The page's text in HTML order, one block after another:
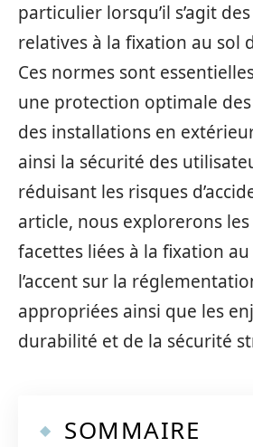
particulier lorsqu’il s’agit
relatives à la fixation au sol
Ces normes sont
une protection optimale
des installations en
ainsi la sécurité des
réduisant les risques
article, nous explorerons
facettes liées à la fixation
l’accent sur la
appropriées ainsi que les
durabilité et de la sécurité
SOMMAIRE